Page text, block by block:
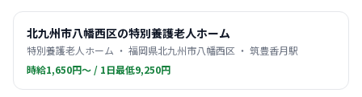
北九州市八幡西区の特別養護老人ホーム
特別養護老人ホーム ・ 福岡県北九州市八幡西区 ・ 筑豊香月駅
時給1,650円〜 / 1日最低9,250円